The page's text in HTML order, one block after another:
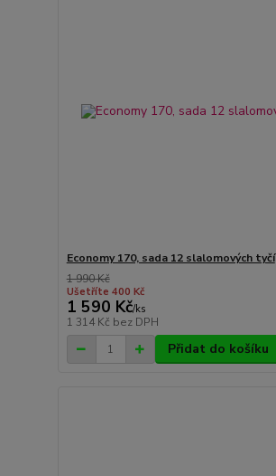
Economy 170, sada 12 slalomových tyčí
1 990 Kč
Ušetříte 400 Kč
1 590 Kč/ks
1 314 Kč bez DPH
Přidat do košíku